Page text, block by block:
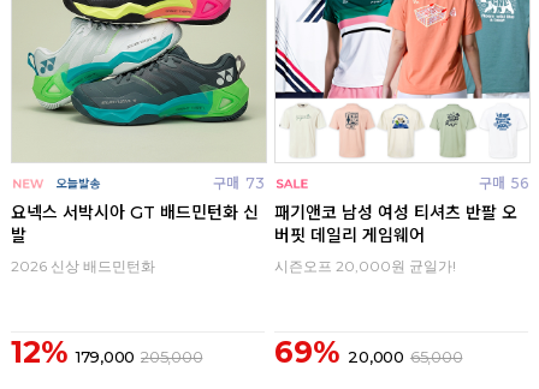
구매 73
요넥스 서박시아 GT 배드민턴화 신
발
2026 신상 배드민턴화
12% 179,000 205,000
구매 56
패기앤코 남성 여성 티셔츠 반팔 오
버핏 데일리 게임웨어
시즌오프 20,000원 균일가!
69% 20,000 65,000